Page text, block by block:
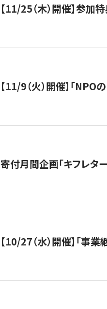
【11/25（木）開催】参加
【11/9（火）開催】「
寄付月間企画「キフレタ
【10/27（水）開催】「事